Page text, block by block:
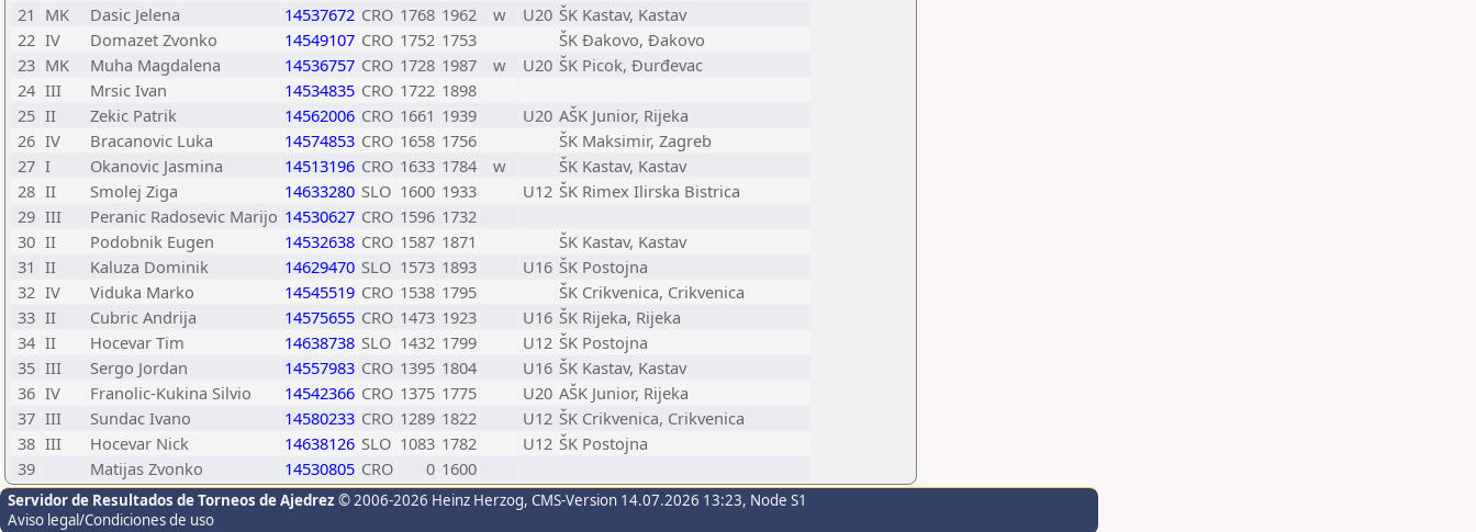
21 MK Dasic Jelena 14537672 CRO 1768 1962 w U20 ŠK Kastav, Kastav
22 IV Domazet Zvonko 14549107 CRO 1752 1753
ŠK Đakovo, Đakovo
23 MK Muha Magdalena 14536757 CRO 1728 1987 w U20 ŠK Picok, Đurđevac
24 III Mrsic Ivan 14534835 CRO 1722 1898
25 II Zekic Patrik 14562006 CRO 1661 1939 U20 AŠK Junior, Rijeka
26 IV Bracanovic Luka 14574853 CRO 1658 1756
ŠK Maksimir, Zagreb
27 I Okanovic Jasmina 14513196 CRO 1633 1784 w
ŠK Kastav, Kastav
28 II Smolej Ziga 14633280 SLO 1600 1933 U12 ŠK Rimex Ilirska Bistrica
29 III Peranic Radosevic Marijo 14530627 CRO 1596 1732
30 II Podobnik Eugen 14532638 CRO 1587 1871
ŠK Kastav, Kastav
31 II Kaluza Dominik 14629470 SLO 1573 1893 U16 ŠK Postojna
32 IV Viduka Marko 14545519 CRO 1538 1795
ŠK Crikvenica, Crikvenica
33 II Cubric Andrija 14575655 CRO 1473 1923 U16 ŠK Rijeka, Rijeka
34 II Hocevar Tim 14638738 SLO 1432 1799 U12 ŠK Postojna
35 III Sergo Jordan 14557983 CRO 1395 1804 U16 ŠK Kastav, Kastav
36 IV Franolic-Kukina Silvio 14542366 CRO 1375 1775 U20 AŠK Junior, Rijeka
37 III Sundac Ivano 14580233 CRO 1289 1822 U12 ŠK Crikvenica, Crikvenica
38 III Hocevar Nick 14638126 SLO 1083 1782 U12 ŠK Postojna
39
Matijas Zvonko 14530805 CRO 0 1600
Servidor de Resultados de Torneos de Ajedrez © 2006-2026 Heinz Herzog, CMS-Version 14.07.2026 13:23, Node S1
Aviso legal/Condiciones de uso